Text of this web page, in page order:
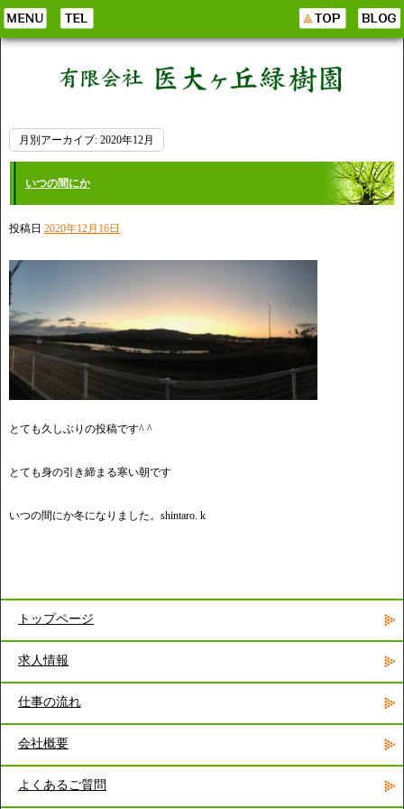
月別アーカイブ: 2020年12月
いつの間にか
投稿日 2020年12月16日
とても久しぶりの投稿です^ ^
とても身の引き締まる寒い朝です
いつの間にか冬になりました。shintaro. k
トップページ
求人情報
仕事の流れ
会社概要
よくあるご質問